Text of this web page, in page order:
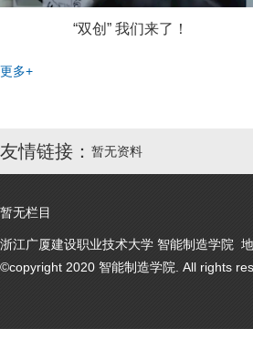
“双创” 我们来了！
更多+
友情链接： 暂无资料
暂无栏目
浙江广厦建设职业技术大学 智能制造学院
©copyright 2020 智能制造学院. All rights